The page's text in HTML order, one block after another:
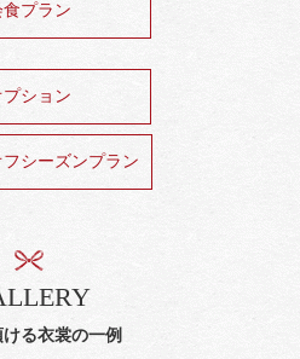
食プラン
プション
シーズンプラン
る衣裳の一例